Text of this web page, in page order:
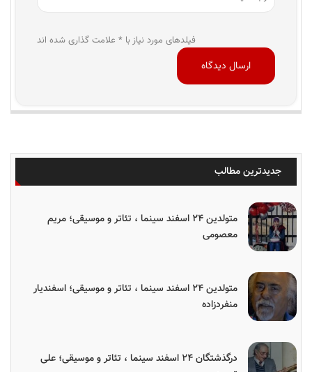
فیلدهای مورد نیاز با * علامت گذاری شده اند
جدیدترین مطالب
متولدین ۲۴ اسفند سینما ، تئاتر و موسیقی؛ مریم
معصومی
متولدین ۲۴ اسفند سینما ، تئاتر و موسیقی؛ اسفندیار
منفردزاده
درگذشتگان ۲۴ اسفند سینما ، تئاتر و موسیقی؛ علی